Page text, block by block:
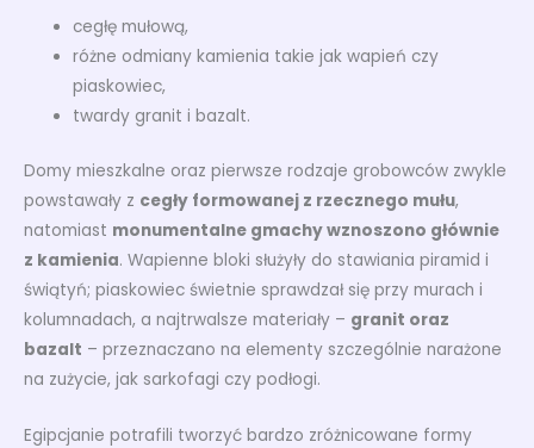
cegłę mułową,
różne odmiany kamienia takie jak wapień czy
piaskowiec,
twardy granit i bazalt.
Domy mieszkalne oraz pierwsze rodzaje grobowców zwykle
powstawały z cegły formowanej z rzecznego mułu,
natomiast monumentalne gmachy wznoszono głównie
z kamienia. Wapienne bloki służyły do stawiania piramid i
świątyń; piaskowiec świetnie sprawdzał się przy murach i
kolumnadach, a najtrwalsze materiały – granit oraz
bazalt – przeznaczano na elementy szczególnie narażone
na zużycie, jak sarkofagi czy podłogi.
Egipcjanie potrafili tworzyć bardzo zróżnicowane formy